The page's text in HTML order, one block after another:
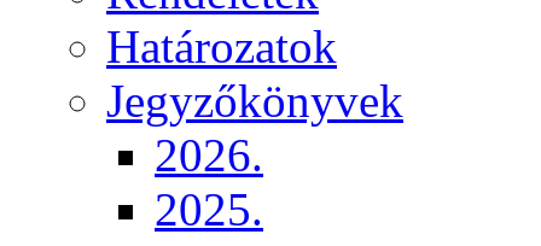
Határozatok
Jegyzőkönyvek
2026.
2025.